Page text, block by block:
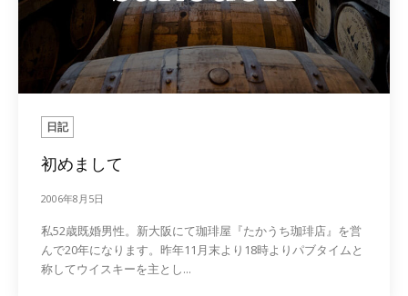
日記
初めまして
2006年8月5日
私52歳既婚男性。新大阪にて珈琲屋『たかうち珈琲店』を営
んで20年になります。昨年11月末より18時よりパブタイムと
称してウイスキーを主とし...